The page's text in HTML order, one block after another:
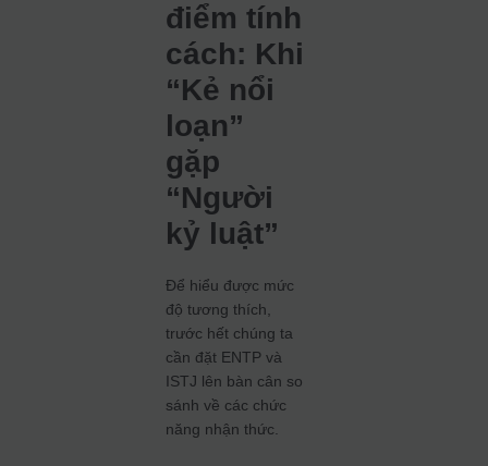
điểm tính
cách: Khi
“Kẻ nổi
loạn”
gặp
“Người
kỷ luật”
Để hiểu được mức
độ tương thích,
trước hết chúng ta
cần đặt ENTP và
ISTJ lên bàn cân so
sánh về các chức
năng nhận thức.